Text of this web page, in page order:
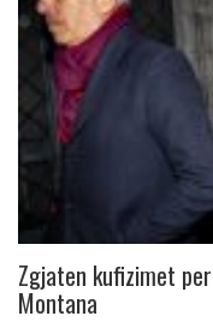
Zgjaten kufizimet
Montana